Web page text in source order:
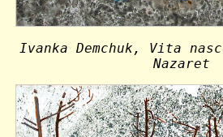
Ivanka Demchuk, Vita
Nazaret